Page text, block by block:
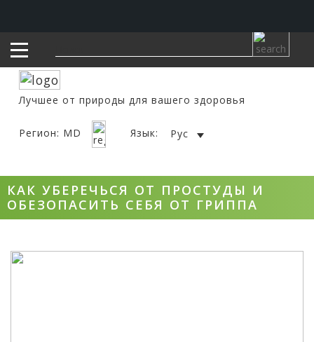
Лучшее от природы для вашего здоровья
Регион: MD Язык: Рус
КАК УБЕРЕЧЬСЯ ОТ ПРОСТУДЫ И
ОБЕЗОПАСИТЬ СЕБЯ ОТ ГРИППА